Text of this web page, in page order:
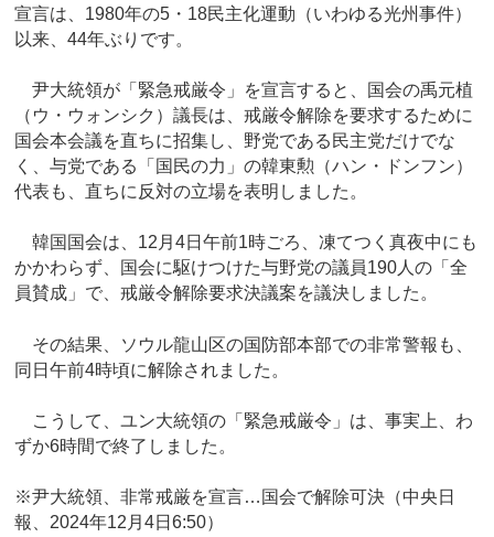
宣言は、1980年の5・18民主化運動（いわゆる光州事件）
以来、44年ぶりです。
尹大統領が「緊急戒厳令」を宣言すると、国会の禹元植
（ウ・ウォンシク）議長は、戒厳令解除を要求するために
国会本会議を直ちに招集し、野党である民主党だけでな
く、与党である「国民の力」の韓東勲（ハン・ドンフン）
代表も、直ちに反対の立場を表明しました。
韓国国会は、12月4日午前1時ごろ、凍てつく真夜中にも
かかわらず、国会に駆けつけた与野党の議員190人の「全
員賛成」で、戒厳令解除要求決議案を議決しました。
その結果、ソウル龍山区の国防部本部での非常警報も、
同日午前4時頃に解除されました。
こうして、ユン大統領の「緊急戒厳令」は、事実上、わ
ずか6時間で終了しました。
※尹大統領、非常戒厳を宣言…国会で解除可決（中央日
報、2024年12月4日6:50）